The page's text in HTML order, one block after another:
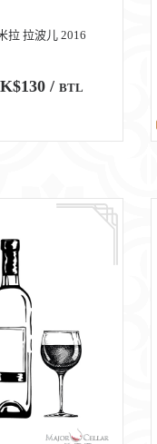
拉 拉波儿 2016
/ BTL